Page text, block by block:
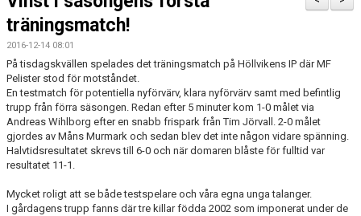
MATCHER
DOKUMENT
BILDGALLERI
KONTAKT
träningsmatch!
2016-12-14 08:01
På tisdagskvällen spelades det träningsmatch på Höllvikens IP där MF
Pelister stod för motståndet.
En testmatch för potentiella nyförvärv, klara nyförvärv samt med befintlig
trupp från förra säsongen. Redan efter 5 minuter kom 1-0 målet via
Andreas Wihlborg efter en snabb frispark från Tim Jörvall. 2-0 målet
gjordes av Måns Murmark och sedan blev det inte någon vidare spänning.
Halvtidsresultatet skrevs till 6-0 och när domaren blåste för fulltid var
resultatet 11-1.
Mycket roligt att se både testspelare och våra egna unga talanger.
I gårdagens trupp fanns där tre killar födda 2002 som imponerat under de